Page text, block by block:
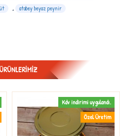
, atabey beyaz peynir
Özel Üretim
Kdv indirimi uygulandı.